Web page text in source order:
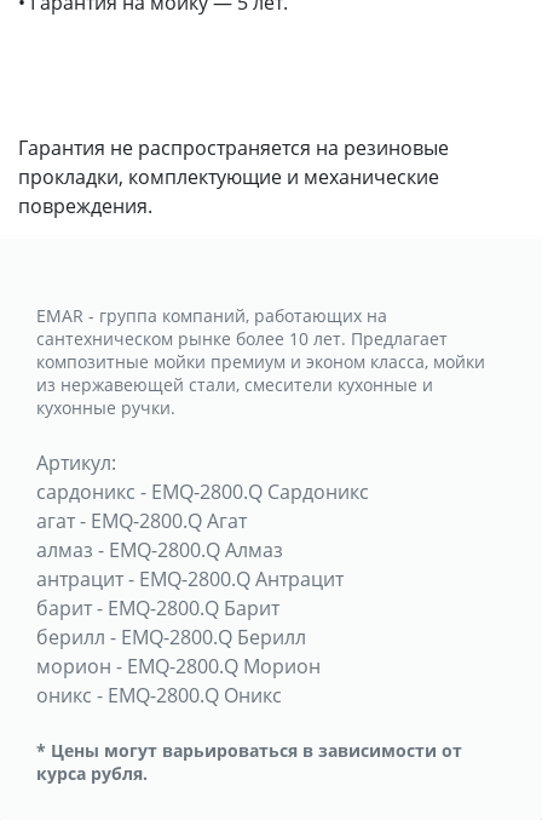
Гарантия не распространяется на резиновые
прокладки, комплектующие и механические
повреждения.
EMAR - группа компаний, работающих на
сантехническом рынке более 10 лет. Предлагает
композитные мойки премиум и эконом класса, мойки
из нержавеющей стали, смесители кухонные и
кухонные ручки.
Артикул:
сардоникс - EMQ-2800.Q Сардоникс
агат- EMQ-2800.Q Агат
алмаз - EMQ-2800.Q Алмаз
антрацит- EMQ-2800.Q Антрацит
барит- EMQ-2800.Q Барит
берилл - EMQ-2800.Q Берилл
морион - EMQ-2800.Q Морион
оникс - EMQ-2800.Q Оникс
* Цены могут варьироваться в зависимости от
курса рубля.